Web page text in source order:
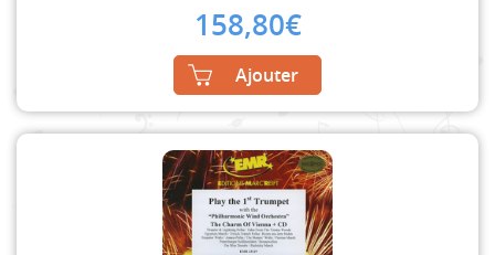
158,80€
Ajouter